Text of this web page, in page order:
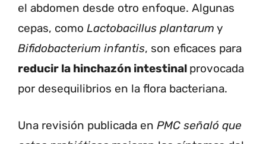
el abdomen desde otro enfoque. Algunas
cepas, como Lactobacillus plantarum y
Bifidobacterium infantis, son eficaces para
reducir la hinchazón intestinal provocada
por desequilibrios en la flora bacteriana.
Una revisión publicada en PMC señaló que